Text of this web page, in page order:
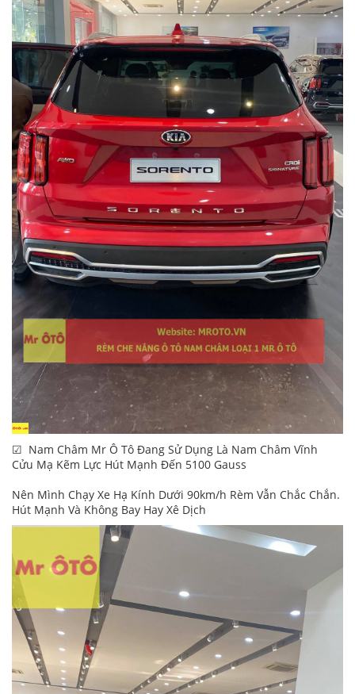
☑ Nam Châm Mr Ô Tô Đang Sử Dụng Là Nam Châm Vĩnh
Cửu Mạ Kẽm Lực Hút Mạnh Đến 5100 Gauss
Nên Mình Chạy Xe Hạ Kính Dưới 90km/h Rèm Vẫn Chắc Chắn.
Hút Mạnh Và Không Bay Hay Xê Dịch